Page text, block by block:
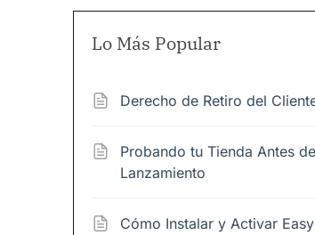
Lo Más Popular
Derecho de Retiro del
Probando tu Tienda Antes
Lanzamiento
Cómo Instalar y Activar